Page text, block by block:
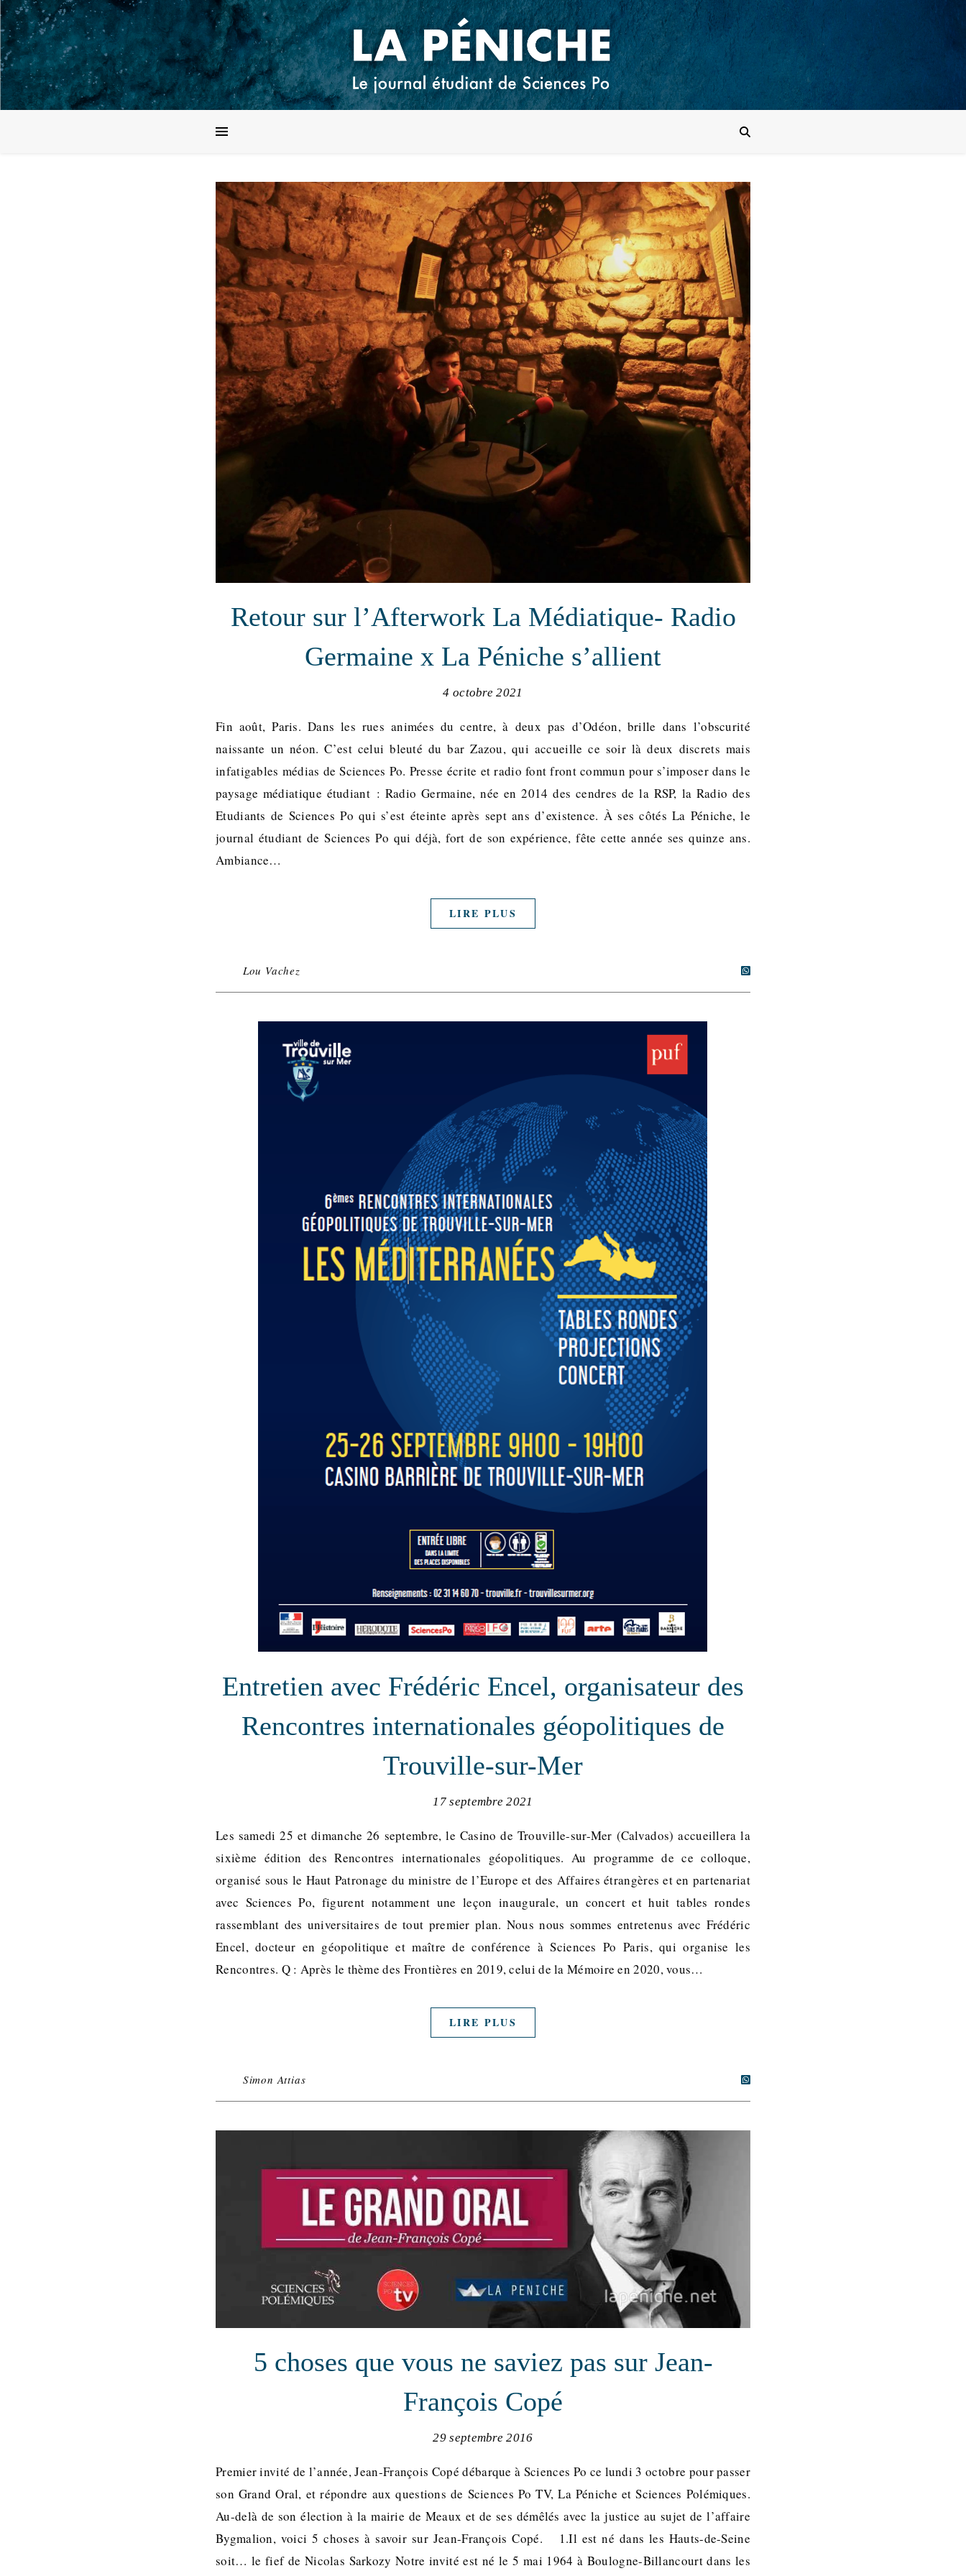
Retour sur l’Afterwork La Médiatique- Radio
Germaine x La Péniche s’allient
4 octobre 2021
Fin août, Paris. Dans les rues animées du centre, à deux pas d’Odéon, brille dans l’obscurité
naissante un néon. C’est celui bleuté du bar Zazou, qui accueille ce soir là deux discrets mais
infatigables médias de Sciences Po. Presse écrite et radio font front commun pour s’imposer dans le
paysage médiatique étudiant : Radio Germaine, née en 2014 des cendres de la RSP, la Radio des
Etudiants de Sciences Po qui s’est éteinte après sept ans d’existence. À ses côtés La Péniche, le
journal étudiant de Sciences Po qui déjà, fort de son expérience, fête cette année ses quinze ans.
Ambiance…
LIRE PLUS
Lou Vachez
Entretien avec Frédéric Encel, organisateur des
Rencontres internationales géopolitiques de
Trouville-sur-Mer
17 septembre 2021
Les samedi 25 et dimanche 26 septembre, le Casino de Trouville-sur-Mer (Calvados) accueillera la
sixième édition des Rencontres internationales géopolitiques. Au programme de ce colloque,
organisé sous le Haut Patronage du ministre de l’Europe et des Affaires étrangères et en partenariat
avec Sciences Po, figurent notamment une leçon inaugurale, un concert et huit tables rondes
rassemblant des universitaires de tout premier plan. Nous nous sommes entretenus avec Frédéric
Encel, docteur en géopolitique et maître de conférence à Sciences Po Paris, qui organise les
Rencontres. Q : Après le thème des Frontières en 2019, celui de la Mémoire en 2020, vous…
LIRE PLUS
Simon Attias
5 choses que vous ne saviez pas sur Jean-
François Copé
29 septembre 2016
Premier invité de l’année, Jean-François Copé débarque à Sciences Po ce lundi 3 octobre pour passer
son Grand Oral, et répondre aux questions de Sciences Po TV, La Péniche et Sciences Polémiques.
Au-delà de son élection à la mairie de Meaux et de ses démêlés avec la justice au sujet de l’affaire
Bygmalion, voici 5 choses à savoir sur Jean-François Copé. 1.Il est né dans les Hauts-de-Seine
soit… le fief de Nicolas Sarkozy Notre invité est né le 5 mai 1964 à Boulogne-Billancourt dans les